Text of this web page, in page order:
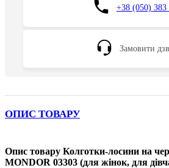
+38 (050) 383
Замовити
ОПИС ТОВАРУ
Опис товару Колготки-лосини на
MONDOR 03303 (для жінок, для